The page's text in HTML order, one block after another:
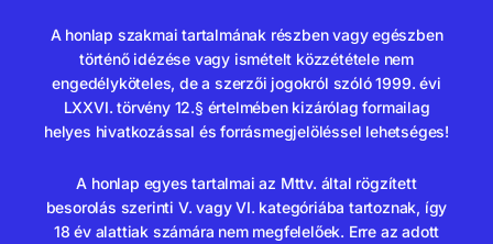
A honlap szakmai tartalmának részben vagy egészben
történő idézése vagy ismételt közzététele nem
engedélyköteles, de a szerzői jogokról szóló 1999. évi
LXXVI. törvény 12.§ értelmében kizárólag formailag
helyes hivatkozással és forrásmegjelöléssel lehetséges!
A honlap egyes tartalmai az Mttv. által rögzített
besorolás szerinti V. vagy VI. kategóriába tartoznak, így
18 év alattiak számára nem megfelelőek. Erre az adott